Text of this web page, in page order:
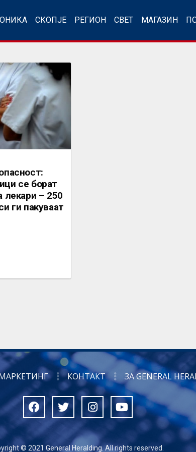
СКОПЈЕ РЕГИОН СВЕТ МАГАЗИН
се борат
лекари – 250
ги пакуваат
КОНТАКТ ЗА GENERAL
© 2021 General Heralding. All rights reserved.